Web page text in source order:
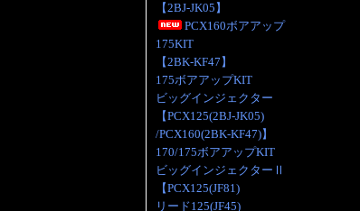
【2BJ-JK05】
PCX160ボアアップ
175KIT
【2BK-KF47】
175ボアアップKIT
ビッグインジェクター
【PCX125(2BJ-JK05)
/PCX160(2BK-KF47)】
170/175ボアアップKIT
ビッグインジェクターⅡ
【PCX125(JF81)
リード125(JF45)